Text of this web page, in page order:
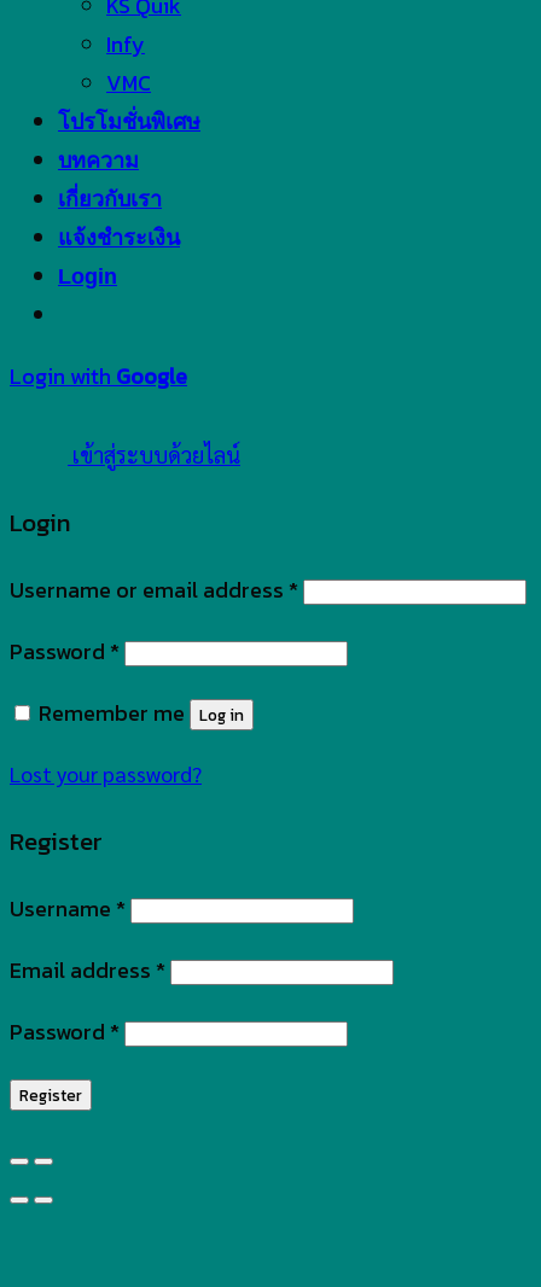
Infy
VMC
โปรโมชั่นพิเศษ
บทความ
เกี่ยวกับเรา
แจ้งชำระเงิน
Login
Login with Google
เข้าสู่ระบบด้วยไลน์
Login
Username or email address *
Password *
Remember me
Log in
Lost your password?
Register
Username *
Email address *
Password *
Register